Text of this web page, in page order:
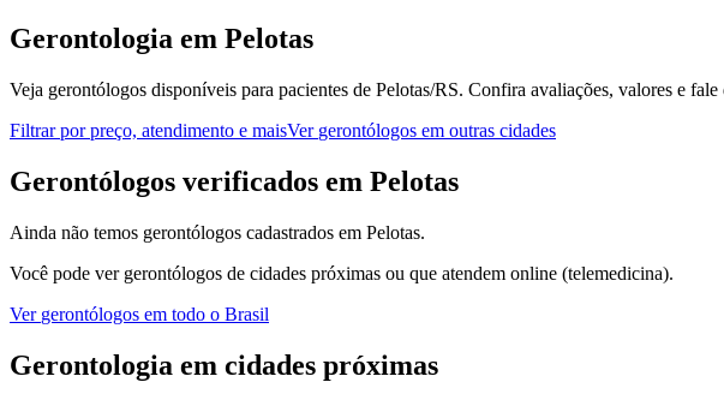
Gerontologia em Pelotas
Veja gerontólogos disponíveis para pacientes de Pelotas/RS. Confira avaliações, valores e
Filtrar por preço, atendimento e maisVer gerontólogos em outras cidades
Gerontólogos verificados em Pelotas
Ainda não temos gerontólogos cadastrados em Pelotas.
Você pode ver gerontólogos de cidades próximas ou que atendem online (telemedicina).
Ver gerontólogos em todo o Brasil
Gerontologia em cidades próximas